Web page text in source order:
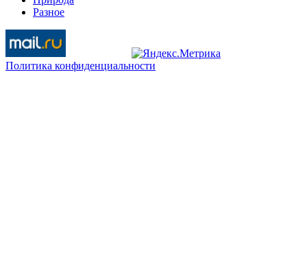
Разное
Политика конфиденциальности